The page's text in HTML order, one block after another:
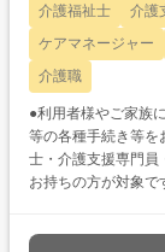
介護福祉士 介護
ケアマネージャー
介護職
●利用者様やご家族
等の各種手続き等
士・介護支援専門員
お持ちの方が対象